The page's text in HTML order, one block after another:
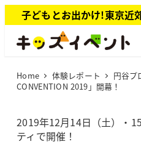
イ
子どもとお出かけ!東京近
Home 体験レポート
円谷プ
CONVENTION 2019」開幕！
2019年12月14日（土）・
ティで開催！